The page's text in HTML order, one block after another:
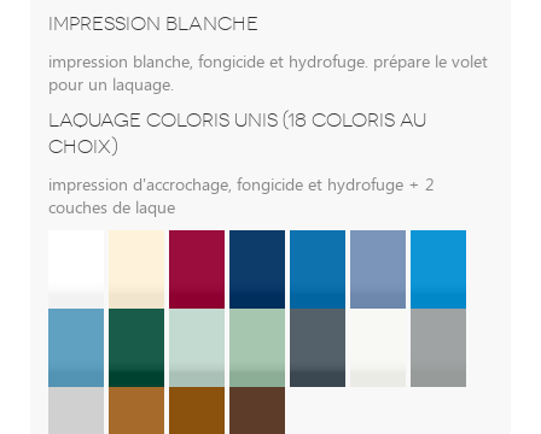
IMPRESSION BLANCHE
impression blanche, fongicide et hydrofuge. prépare le volet
pour un laquage.
LAQUAGE COLORIS UNIS (18 COLORIS AU
CHOIX)
impression d'accrochage, fongicide et hydrofuge + 2
couches de laque